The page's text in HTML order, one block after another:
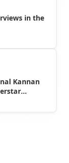
in the
Kannan